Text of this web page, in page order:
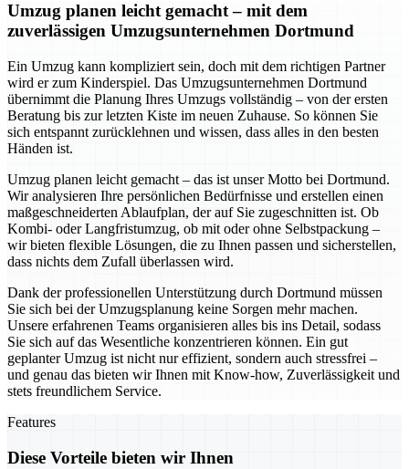
Umzug planen leicht gemacht – mit dem
zuverlässigen Umzugsunternehmen Dortmund
Ein Umzug kann kompliziert sein, doch mit dem richtigen Partner
wird er zum Kinderspiel. Das Umzugsunternehmen Dortmund
übernimmt die Planung Ihres Umzugs vollständig – von der ersten
Beratung bis zur letzten Kiste im neuen Zuhause. So können Sie
sich entspannt zurücklehnen und wissen, dass alles in den besten
Händen ist.
Umzug planen leicht gemacht – das ist unser Motto bei Dortmund.
Wir analysieren Ihre persönlichen Bedürfnisse und erstellen einen
maßgeschneiderten Ablaufplan, der auf Sie zugeschnitten ist. Ob
Kombi- oder Langfristumzug, ob mit oder ohne Selbstpackung –
wir bieten flexible Lösungen, die zu Ihnen passen und sicherstellen,
dass nichts dem Zufall überlassen wird.
Dank der professionellen Unterstützung durch Dortmund müssen
Sie sich bei der Umzugsplanung keine Sorgen mehr machen.
Unsere erfahrenen Teams organisieren alles bis ins Detail, sodass
Sie sich auf das Wesentliche konzentrieren können. Ein gut
geplanter Umzug ist nicht nur effizient, sondern auch stressfrei –
und genau das bieten wir Ihnen mit Know-how, Zuverlässigkeit und
stets freundlichem Service.
Features
Diese Vorteile bieten wir Ihnen